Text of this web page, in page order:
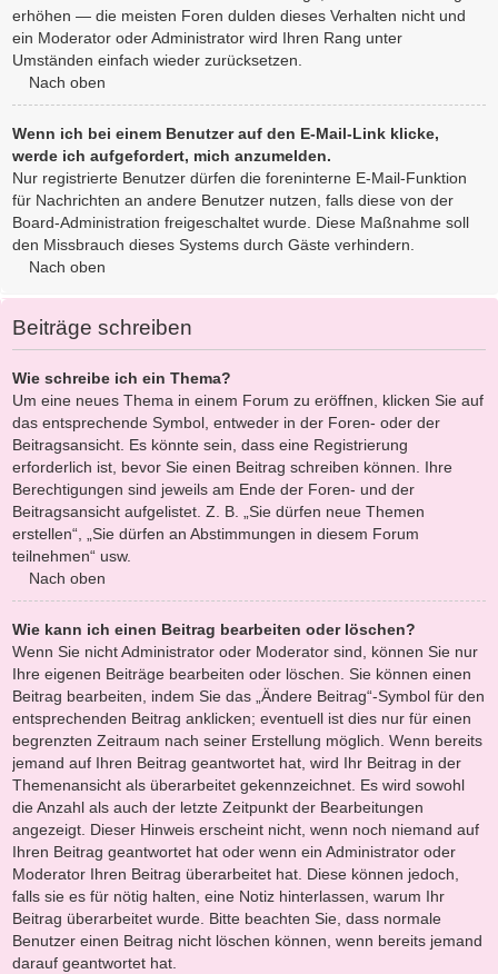
erhöhen — die meisten Foren dulden dieses Verhalten nicht und
ein Moderator oder Administrator wird Ihren Rang unter
Umständen einfach wieder zurücksetzen.
Nach oben
Wenn ich bei einem Benutzer auf den E-Mail-Link klicke,
werde ich aufgefordert, mich anzumelden.
Nur registrierte Benutzer dürfen die foreninterne E-Mail-Funktion
für Nachrichten an andere Benutzer nutzen, falls diese von der
Board-Administration freigeschaltet wurde. Diese Maßnahme soll
den Missbrauch dieses Systems durch Gäste verhindern.
Nach oben
Beiträge schreiben
Wie schreibe ich ein Thema?
Um eine neues Thema in einem Forum zu eröffnen, klicken Sie auf
das entsprechende Symbol, entweder in der Foren- oder der
Beitragsansicht. Es könnte sein, dass eine Registrierung
erforderlich ist, bevor Sie einen Beitrag schreiben können. Ihre
Berechtigungen sind jeweils am Ende der Foren- und der
Beitragsansicht aufgelistet. Z. B. „Sie dürfen neue Themen
erstellen“, „Sie dürfen an Abstimmungen in diesem Forum
teilnehmen“ usw.
Nach oben
Wie kann ich einen Beitrag bearbeiten oder löschen?
Wenn Sie nicht Administrator oder Moderator sind, können Sie nur
Ihre eigenen Beiträge bearbeiten oder löschen. Sie können einen
Beitrag bearbeiten, indem Sie das „Ändere Beitrag“-Symbol für den
entsprechenden Beitrag anklicken; eventuell ist dies nur für einen
begrenzten Zeitraum nach seiner Erstellung möglich. Wenn bereits
jemand auf Ihren Beitrag geantwortet hat, wird Ihr Beitrag in der
Themenansicht als überarbeitet gekennzeichnet. Es wird sowohl
die Anzahl als auch der letzte Zeitpunkt der Bearbeitungen
angezeigt. Dieser Hinweis erscheint nicht, wenn noch niemand auf
Ihren Beitrag geantwortet hat oder wenn ein Administrator oder
Moderator Ihren Beitrag überarbeitet hat. Diese können jedoch,
falls sie es für nötig halten, eine Notiz hinterlassen, warum Ihr
Beitrag überarbeitet wurde. Bitte beachten Sie, dass normale
Benutzer einen Beitrag nicht löschen können, wenn bereits jemand
darauf geantwortet hat.